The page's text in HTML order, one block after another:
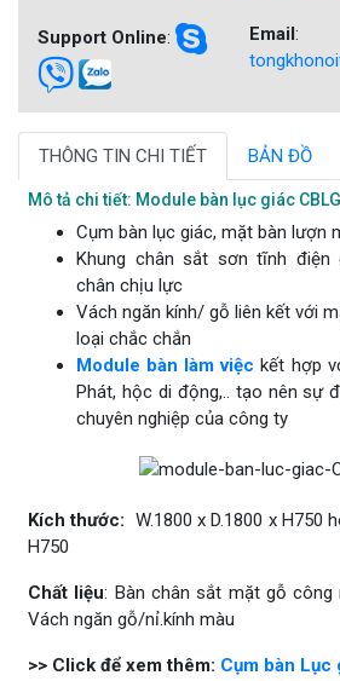
Support Online: Email:
THÔNG TIN CHI TIẾT BẢN ĐỒ
Mô tả chi tiết: Module bàn lục giác
Cụm bàn lục giác, mặt bàn lượn
Khung chân sắt sơn tĩnh
chân chịu lực
Vách ngăn kính/ gỗ liên kết với
loại chắc chắn
Module bàn làm việckết hợp
Phát, hộc di động,.. tạo nên sự
chuyên nghiệp của công ty
Kích thước: W.1800 x D.1800 x H750
H750
Chất liệu: Bàn chân sắt mặt gỗ công
Vách ngăn gỗ/nỉ.kính màu
>> Click để xem thêm: Cụm bàn Lục